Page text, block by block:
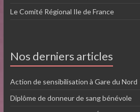
Le Comité Régional Ile de France
Nos derniers articles
Action de sensibilisation à Gare du Nord
Diplôme de donneur de sang bénévole